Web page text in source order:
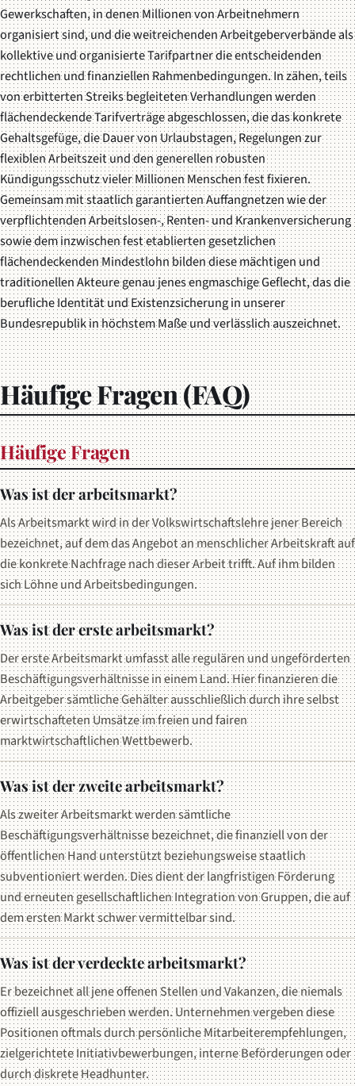
Gewerkschaften, in denen Millionen von Arbeitnehmern
organisiert sind, und die weitreichenden Arbeitgeberverbände als
kollektive und organisierte Tarifpartner die entscheidenden
rechtlichen und finanziellen Rahmenbedingungen. In zähen, teils
von erbitterten Streiks begleiteten Verhandlungen werden
flächendeckende Tarifverträge abgeschlossen, die das konkrete
Gehaltsgefüge, die Dauer von Urlaubstagen, Regelungen zur
flexiblen Arbeitszeit und den generellen robusten
Kündigungsschutz vieler Millionen Menschen fest fixieren.
Gemeinsam mit staatlich garantierten Auffangnetzen wie der
verpflichtenden Arbeitslosen-, Renten- und Krankenversicherung
sowie dem inzwischen fest etablierten gesetzlichen
flächendeckenden Mindestlohn bilden diese mächtigen und
traditionellen Akteure genau jenes engmaschige Geflecht, das die
berufliche Identität und Existenzsicherung in unserer
Bundesrepublik in höchstem Maße und verlässlich auszeichnet.
Häufige Fragen (FAQ)
Häufige Fragen
Was ist der arbeitsmarkt?
Als Arbeitsmarkt wird in der Volkswirtschaftslehre jener Bereich
bezeichnet, auf dem das Angebot an menschlicher Arbeitskraft auf
die konkrete Nachfrage nach dieser Arbeit trifft. Auf ihm bilden
sich Löhne und Arbeitsbedingungen.
Was ist der erste arbeitsmarkt?
Der erste Arbeitsmarkt umfasst alle regulären und ungeförderten
Beschäftigungsverhältnisse in einem Land. Hier finanzieren die
Arbeitgeber sämtliche Gehälter ausschließlich durch ihre selbst
erwirtschafteten Umsätze im freien und fairen
marktwirtschaftlichen Wettbewerb.
Was ist der zweite arbeitsmarkt?
Als zweiter Arbeitsmarkt werden sämtliche
Beschäftigungsverhältnisse bezeichnet, die finanziell von der
öffentlichen Hand unterstützt beziehungsweise staatlich
subventioniert werden. Dies dient der langfristigen Förderung
und erneuten gesellschaftlichen Integration von Gruppen, die auf
dem ersten Markt schwer vermittelbar sind.
Was ist der verdeckte arbeitsmarkt?
Er bezeichnet all jene offenen Stellen und Vakanzen, die niemals
offiziell ausgeschrieben werden. Unternehmen vergeben diese
Positionen oftmals durch persönliche Mitarbeiterempfehlungen,
zielgerichtete Initiativbewerbungen, interne Beförderungen oder
durch diskrete Headhunter.